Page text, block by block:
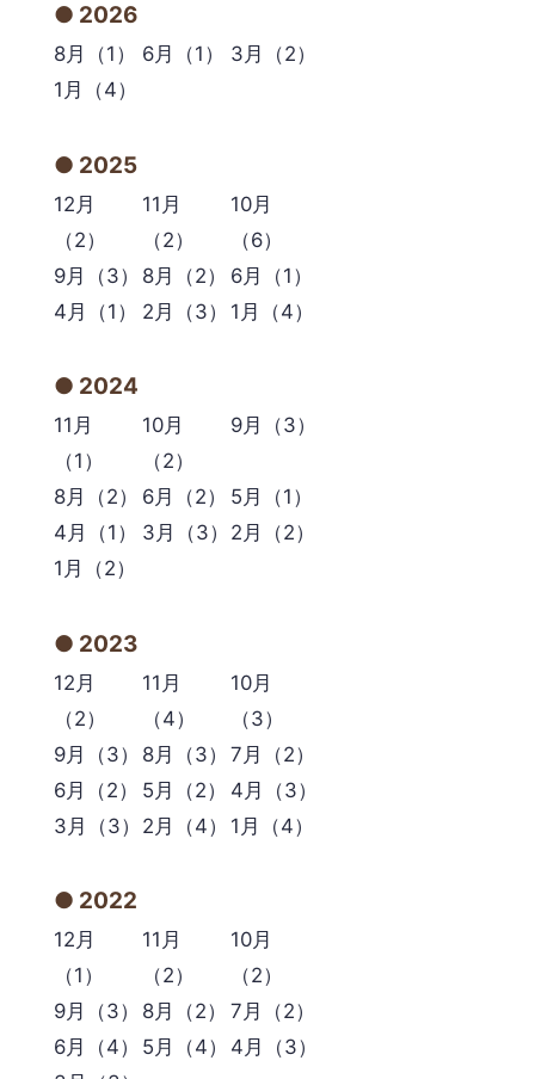
2026
8月（1） 6月（1）
3月（2）
1月（4）
2025
12月
（2）
11月
（2）
10月
（6）
9月（3）
8月（2）
6月（1）
4月（1）
2月（3） 1月（4）
2024
11月
（1）
10月
（2）
9月（3）
8月（2） 6月（2）
5月（1）
4月（1）
3月（3） 2月（2）
1月（2）
2023
12月
（2）
11月
（4）
10月
（3）
9月（3）
8月（3） 7月（2）
6月（2）
5月（2）
4月（3）
3月（3） 2月（4） 1月（4）
2022
12月
（1）
11月
（2）
10月
（2）
9月（3）
8月（2）
7月（2）
6月（4）
5月（4）
4月（3）